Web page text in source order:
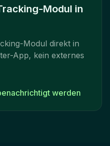
Modul in
Modul direkt in
App, kein externes
werden